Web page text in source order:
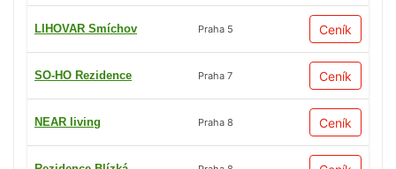
LIHOVAR Smíchov Praha 5 Ceník
SO-HO Rezidence Praha 7 Ceník
NEAR living Praha 8 Ceník